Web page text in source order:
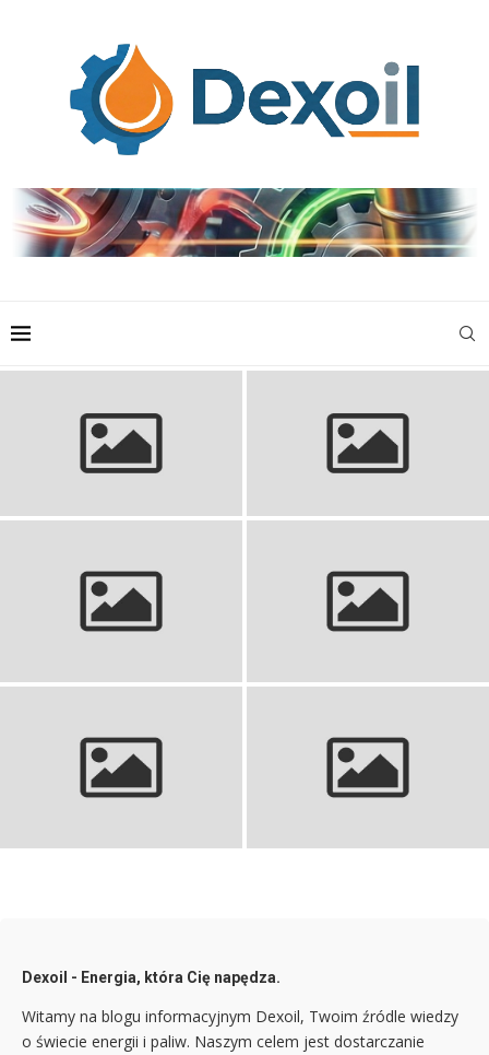
Bluzy piłkarskie dla dzieci:
Najlepszy wybór na boisko i do
Stroje siatkarskie damskie:
przewodnik po wyborze
Dexoil - Energia, która Cię napędza.
Witamy na blogu informacyjnym Dexoil, Twoim źródle wiedzy
o świecie energii i paliw. Naszym celem jest dostarczanie